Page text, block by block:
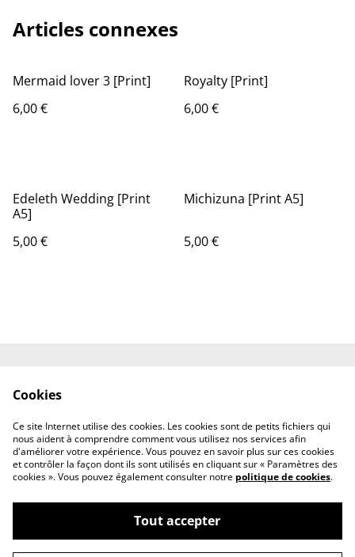
Articles connexes
Mermaid lover 3 [Print]
6,00 €
Royalty [Print]
6,00 €
Edeleth Wedding [Print
A5]
5,00 €
Michizuna [Print A5]
5,00 €
Conditions
Cookies
©2026Resuri-
Cookies
Ce site Internet utilise des cookies. Les cookies sont de petits fichiers qui
nous aident à comprendre comment vous utilisez nos services afin
d'améliorer votre expérience. Vous pouvez en savoir plus sur ces cookies
et contrôler la façon dont ils sont utilisés en cliquant sur « Paramètres des
cookies ». Vous pouvez également consulter notre politique de cookies.
Tout accepter